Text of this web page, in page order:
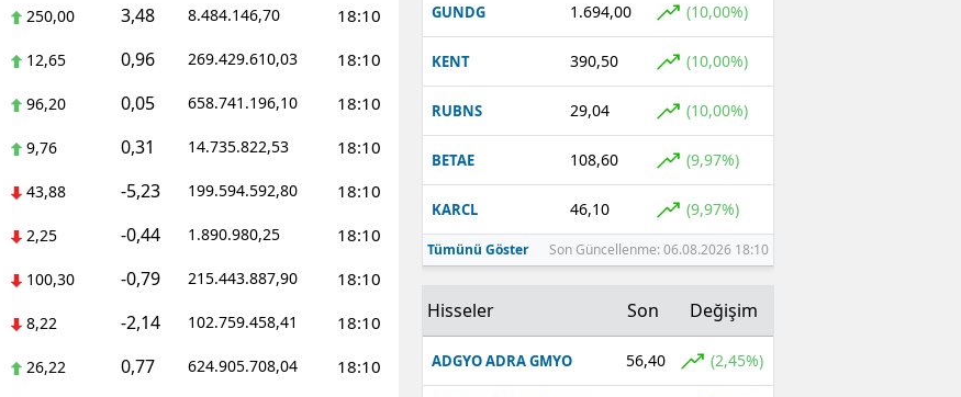
250,00 3,48 8.484.146,70 18:10
12,65 0,96 269.429.610,03 18:10
96,20 0,05 658.741.196,10 18:10
9,76 0,31 14.735.822,53 18:10
43,88 -5,23 199.594.592,80 18:10
2,25 -0,44 1.890.980,25 18:10
100,30 -0,79 215.443.887,90 18:10
8,22 -2,14 102.759.458,41 18:10
26,22 0,77 624.905.708,04 18:10
GUNDG 1.694,00 (10,00%)
KENT 390,50 (10,00%)
RUBNS 29,04 (10,00%)
BETAE 108,60 (9,97%)
KARCL 46,10 (9,97%)
Tümünü Göster Son Güncellenme: 06.08.2026 18:10
Hisseler Son Değişim
ADGYO ADRA GMYO 56,40 (2,45%)